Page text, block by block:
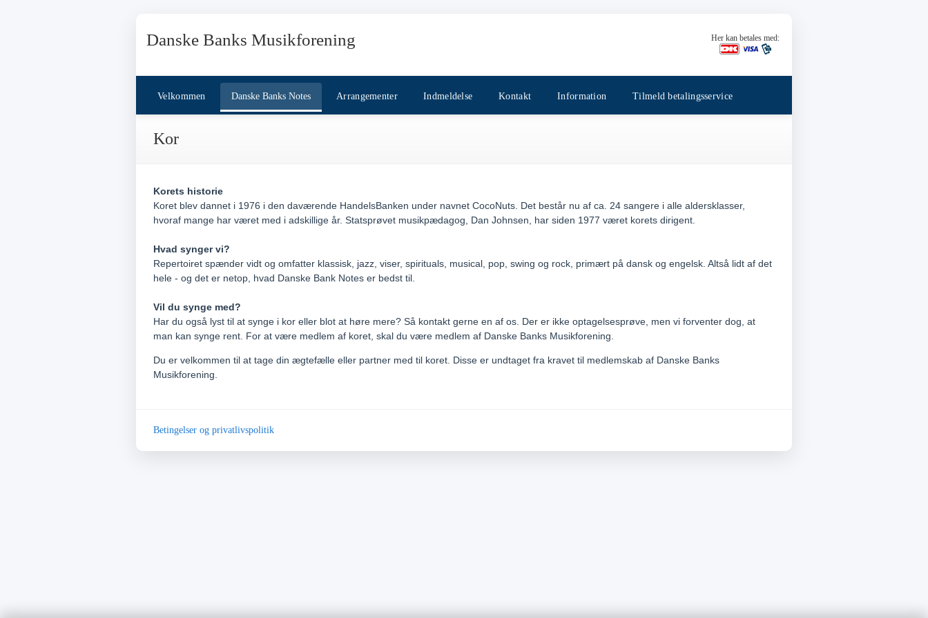
Her kan betales med:
Danske Banks Musikforening
Velkommen Danske Banks Notes Arrangementer Indmeldelse Kontakt Information Tilmeld betalingsservice
Kor
Korets historie
Koret blev dannet i 1976 i den daværende HandelsBanken under navnet CocoNuts. Det består nu af ca. 24 sangere i alle aldersklasser,
hvoraf mange har været med i adskillige år. Statsprøvet musikpædagog, Dan Johnsen, har siden 1977 været korets dirigent.
Hvad synger vi?
Repertoiret spænder vidt og omfatter klassisk, jazz, viser, spirituals, musical, pop, swing og rock, primært på dansk og engelsk. Altså lidt af det
hele - og det er netop, hvad Danske Bank Notes er bedst til.
Vil du synge med?
Har du også lyst til at synge i kor eller blot at høre mere? Så kontakt gerne en af os. Der er ikke optagelsesprøve, men vi forventer dog, at
man kan synge rent. For at være medlem af koret, skal du være medlem af Danske Banks Musikforening.
Du er velkommen til at tage din ægtefælle eller partner med til koret. Disse er undtaget fra kravet til medlemskab af Danske Banks
Musikforening.
Betingelser og privatlivspolitik